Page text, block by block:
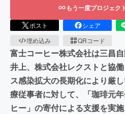
もう一度プロジェク
ポスト シェア
埋め込み
QRコード
富士コーヒー株式会社は三昌
井上、株式会社レクストと協
ス感染拡大の長期化により厳
療従事者に対して、「珈琲元
ヒー」の寄付による支援を実施